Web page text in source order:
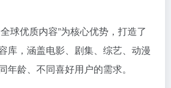
球优质内容”为核心优势，打造了
库，涵盖电影、剧集、综艺、动漫
年龄、不同喜好用户的需求。